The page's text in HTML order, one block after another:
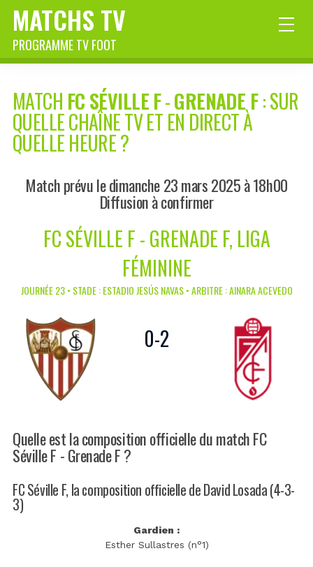
MATCHS TV
PROGRAMME TV FOOT
MATCH FC SÉVILLE F-GRENADE F: SUR
QUELLE CHAÎNE TV ET EN DIRECT À
QUELLE HEURE ?
Match prévu le dimanche 23 mars 2025 à 18h00
Diffusion à confirmer
FC SÉVILLE F - GRENADE F, LIGA
FÉMININE
JOURNÉE 23 • STADE : ESTADIO JESÚS NAVAS • ARBITRE : AINARA ACEVEDO
0-2
Quelle est la composition officielle du match FC
Séville F - Grenade F ?
FC Séville F, la composition officielle de David Losada (4-3-
3)
Gardien :
Esther Sullastres (n°1)